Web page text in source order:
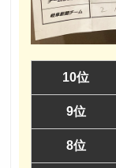
10位
9位
8位